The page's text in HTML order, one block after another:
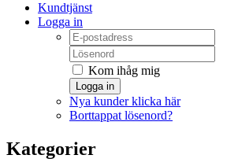
Kundtjänst
Logga in
Kom ihåg mig
Logga in
Nya kunder klicka här
Borttappat lösenord?
Kategorier